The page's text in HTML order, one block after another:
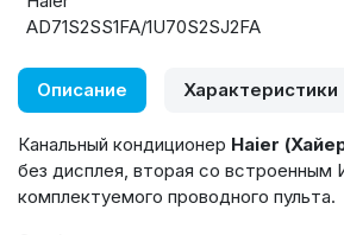
Описание Характеристики
Канальный кондиционер Haier
без дисплея, вторая со встроенным
комплектуемого проводного пульта.